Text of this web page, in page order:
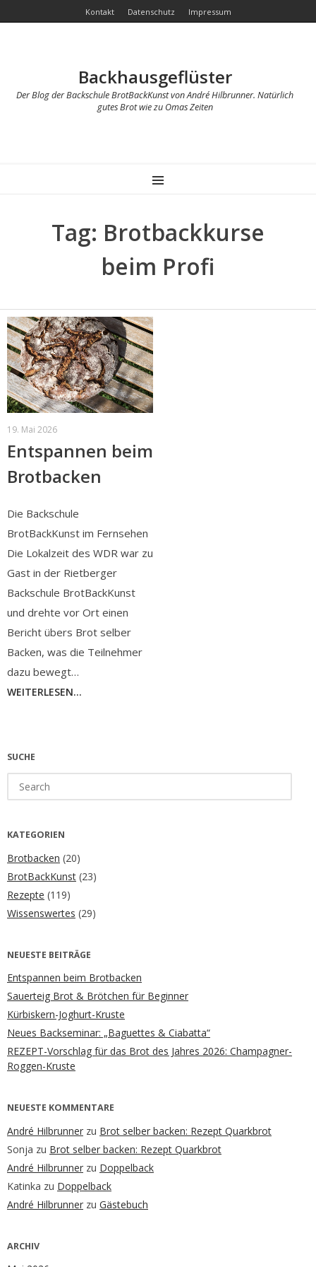
Kontakt Datenschutz Impressum
Backhausgeflüster
Der Blog der Backschule BrotBackKunst von André Hilbrunner. Natürlich
gutes Brot wie zu Omas Zeiten
MENU
Tag: Brotbackkurse
beim Profi
19. Mai 2026
Entspannen beim
Brotbacken
Die Backschule
BrotBackKunst im Fernsehen
Die Lokalzeit des WDR war zu
Gast in der Rietberger
Backschule BrotBackKunst
und drehte vor Ort einen
Bericht übers Brot selber
Backen, was die Teilnehmer
dazu bewegt…
WEITERLESEN...
SUCHE
for:
KATEGORIEN
Brotbacken (20)
BrotBackKunst (23)
Rezepte (119)
Wissenswertes (29)
NEUESTE BEITRÄGE
Entspannen beim Brotbacken
Sauerteig Brot & Brötchen für Beginner
Kürbiskern-Joghurt-Kruste
Neues Backseminar: „Baguettes & Ciabatta“
REZEPT-Vorschlag für das Brot des Jahres 2026: Champagner-
Roggen-Kruste
NEUESTE KOMMENTARE
André Hilbrunner zu Brot selber backen: Rezept Quarkbrot
Sonja zu Brot selber backen: Rezept Quarkbrot
André Hilbrunner zu Doppelback
Katinka zu Doppelback
André Hilbrunner zu Gästebuch
ARCHIV